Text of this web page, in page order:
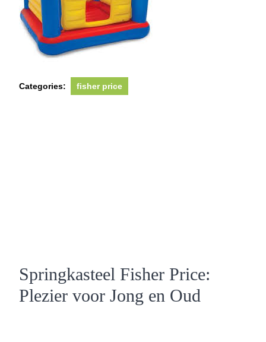
Categories: fisher price
Springkasteel Fisher Price:
Plezier voor Jong en Oud